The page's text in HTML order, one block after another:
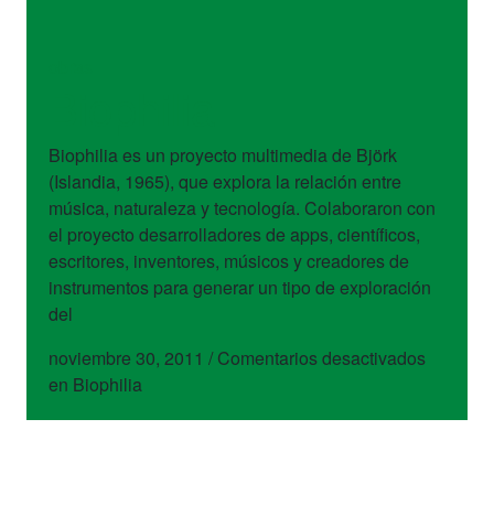
Biophilia es un proyecto multimedia de Björk
(Islandia, 1965), que explora la relación entre
música, naturaleza y tecnología. Colaboraron con
el proyecto desarrolladores de apps, científicos,
escritores, inventores, músicos y creadores de
instrumentos para generar un tipo de exploración
del
noviembre 30, 2011 / Comentarios desactivados
en Biophilia